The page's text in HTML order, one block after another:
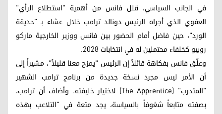
في الجانب السياسي، قلل فانس من أهمية "استطلاع الرأي"
العفوي الذي أجراه الرئيس دونالد ترامب خلال عشاء بـ "حديقة
الورد"، حين فاضل أمام الحضور بين فانس ووزير الخارجية ماركو
روبيو كخلفاء محتملين له في انتخابات 2028.
وعلّق فانس بفكاهة قائلاً إن الرئيس "يمزح معنا قليلاً"، مشيراً إلى
أن الأمر ليس مجرد نسخة جديدة من برنامج ترامب الشهير
"المتدرب" (The Apprentice) لاختيار خليفته. وأضاف أن ترامب،
بصفته متابعاً شغوفاً بالسياسة، يجد متعة في "التلاعب بهذه